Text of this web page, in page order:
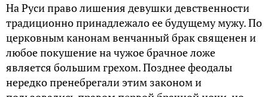
На Руси право лишения девушки девственности
традиционно принадлежало ее будущему мужу. По
церковным канонам венчанный брак священен и
любое покушение на чужое брачное ложе
является большим грехом. Позднее феодалы
нередко пренебрегали этим законом и